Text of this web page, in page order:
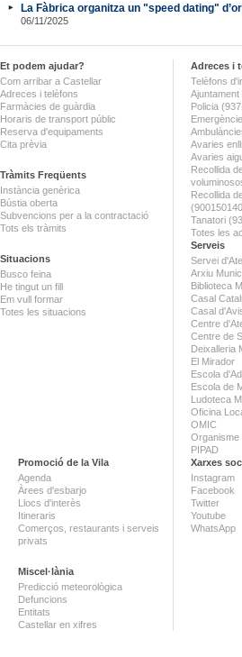
La Fàbrica organitza un "speed dating"
06/11/2025
Et podem ajudar?
Com arribar a Castellar
Adreces i telèfons
Farmàcies de guàrdia
Horaris de transport públic
Reserva d'equipaments
Cita prèvia
Tràmits Freqüents
Instància genèrica
Bústia oberta
Subvencions per a la contractació
Tots els tràmits
Situacions
Busco feina
He tingut un fill
Em vull formar
Totes les situacions
Adreces i
Telèfons
Ajuntament
Policia
Avaries
Avaries
Recollida
Recollida
Tanatori
Totes les
Serveis
Servei
Arxiu
Biblioteca
Casal
Casal
Centre
Centre de
Deixalleria
El Mirador
Escola
Escola de
Ludoteca
Oficina
OMIC
Organisme
PIPAD
Promoció de la Vila
Agenda
Àrees d'esbarjo
Llocs d'interès
Itineraris
Comerços, restaurants i serveis
privats
Miscel·lània
Predicció meteorològica
Defuncions
Entitats
Castellar en xifres
Xarxes
Instagram
Facebook
Twitter
Youtube
WhatsApp